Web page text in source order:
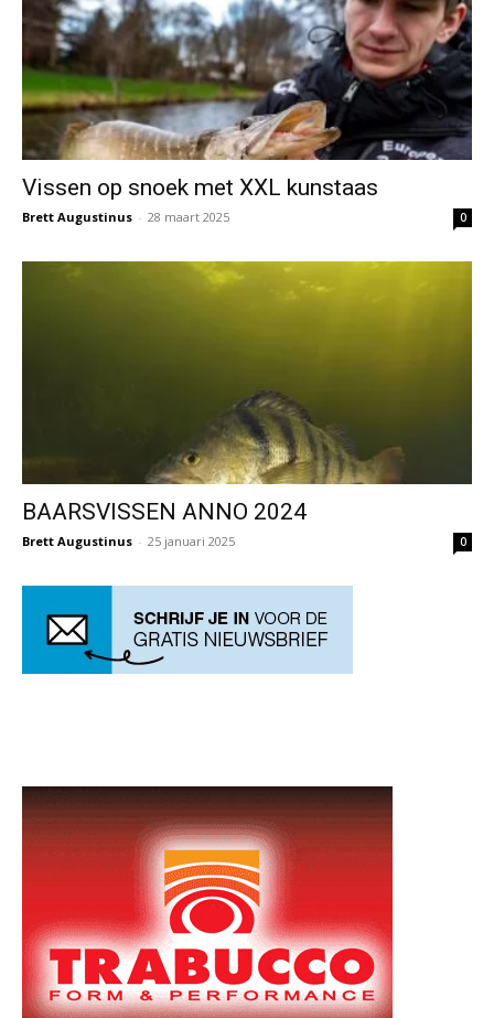
Vissen op snoek met XXL kunstaas
Brett Augustinus - 28 maart 2025 0
BAARSVISSEN ANNO 2024
Brett Augustinus - 25 januari 2025 0